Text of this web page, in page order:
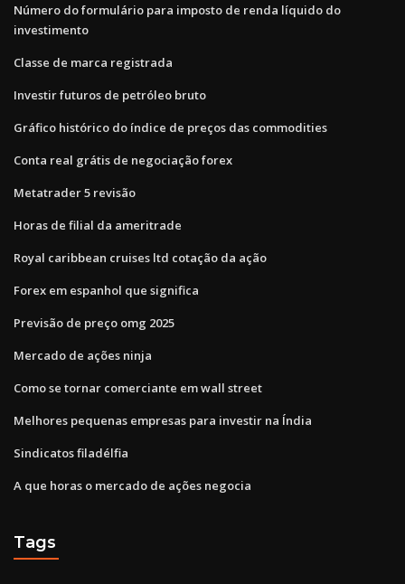
Número do formulário para imposto de renda líquido do
investimento
Classe de marca registrada
Investir futuros de petróleo bruto
Gráfico histórico do índice de preços das commodities
Conta real grátis de negociação forex
Metatrader 5 revisão
Horas de filial da ameritrade
Royal caribbean cruises ltd cotação da ação
Forex em espanhol que significa
Previsão de preço omg 2025
Mercado de ações ninja
Como se tornar comerciante em wall street
Melhores pequenas empresas para investir na Índia
Sindicatos filadélfia
A que horas o mercado de ações negocia
Tags